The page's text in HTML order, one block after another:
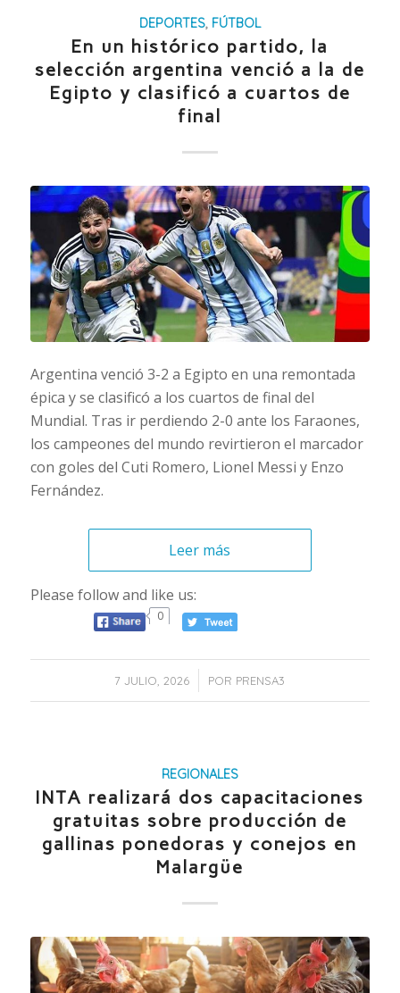
DEPORTES, FÚTBOL
En un histórico partido, la
selección argentina venció a la de
Egipto y clasificó a cuartos de
final
Argentina venció 3-2 a Egipto en una remontada
épica y se clasificó a los cuartos de final del
Mundial. Tras ir perdiendo 2-0 ante los Faraones,
los campeones del mundo revirtieron el marcador
con goles del Cuti Romero, Lionel Messi y Enzo
Fernández.
Leer más
Please follow and like us:
0
7 JULIO, 2026
/ POR PRENSA3
REGIONALES
INTA realizará dos capacitaciones
gratuitas sobre producción de
gallinas ponedoras y conejos en
Malargüe